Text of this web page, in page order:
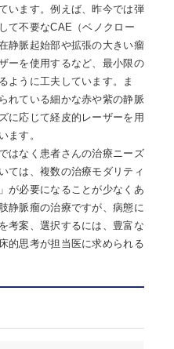
います。例えば、昨今では弾
て不要なCAE（ベノクロー
静脈起始部や拡張の大きい瘤
ーを使用するなど、最小限の
ように工夫しています。ま
れている細かな赤や紫の静脈
に応じて経皮的レーザーを用
ます。
はなく患者さんの治療ニーズ
ては、複数の治療モダリティ
が必要になることが少なくあ
静脈瘤の治療ですが、病態に
考案、選択するには、豊富な
的思考が担当医に求められる